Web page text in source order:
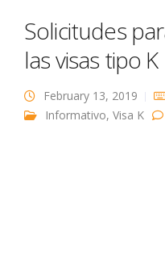
Solicitudes
las visas tipo K
February 13, 2019
Informativo, Visa K